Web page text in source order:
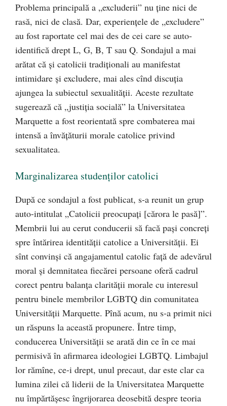
Problema principală a „excluderii” nu ține nici de
rasă, nici de clasă. Dar, experiențele de „excludere”
au fost raportate cel mai des de cei care se auto-
identifică drept L, G, B, T sau Q. Sondajul a mai
arătat că și catolicii tradiționali au manifestat
intimidare și excludere, mai ales cînd discuția
ajungea la subiectul sexualității. Aceste rezultate
sugerează că „justiția socială” la Universitatea
Marquette a fost reorientată spre combaterea mai
intensă a învățăturii morale catolice privind
sexualitatea.
Marginalizarea studenţilor catolici
După ce sondajul a fost publicat, s-a reunit un grup
auto-intitulat „Catolicii preocupați [cărora le pasă]”.
Membrii lui au cerut conducerii să facă pași concreți
spre întărirea identității catolice a Universității. Ei
sînt convinși că angajamentul catolic față de adevărul
moral și demnitatea fiecărei persoane oferă cadrul
corect pentru balanța clarității morale cu interesul
pentru binele membrilor LGBTQ din comunitatea
Universității Marquette. Pînă acum, nu s-a primit nici
un răspuns la această propunere. Între timp,
conducerea Universității se arată din ce în ce mai
permisivă în afirmarea ideologiei LGBTQ. Limbajul
lor rămîne, ce-i drept, unul precaut, dar este clar ca
lumina zilei că liderii de la Universitatea Marquette
nu împărtășesc îngrijorarea deosebită despre teoria